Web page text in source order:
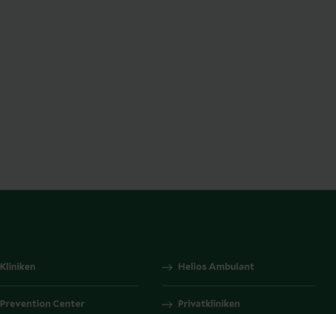
Kliniken Helios Ambulant
Prevention Center Privatkliniken